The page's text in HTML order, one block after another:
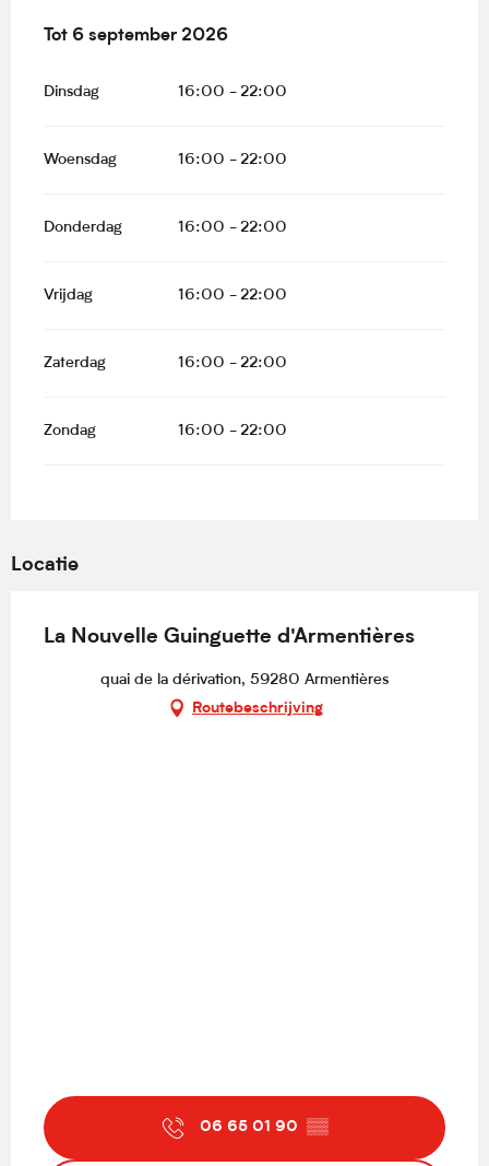
Vanaf10 juni 2026tot
Tot 6 september 2026
Dinsdag 16:00 - 22:00
Woensdag 16:00 - 22:00
Donderdag 16:00 - 22:00
Vrijdag 16:00 - 22:00
Zaterdag 16:00 - 22:00
Zondag 16:00 - 22:00
Locatie
La Nouvelle Guinguette d'Armentières
quai de la dérivation, 59280 Armentières
Routebeschrijving
06 65 01 90 ▒▒